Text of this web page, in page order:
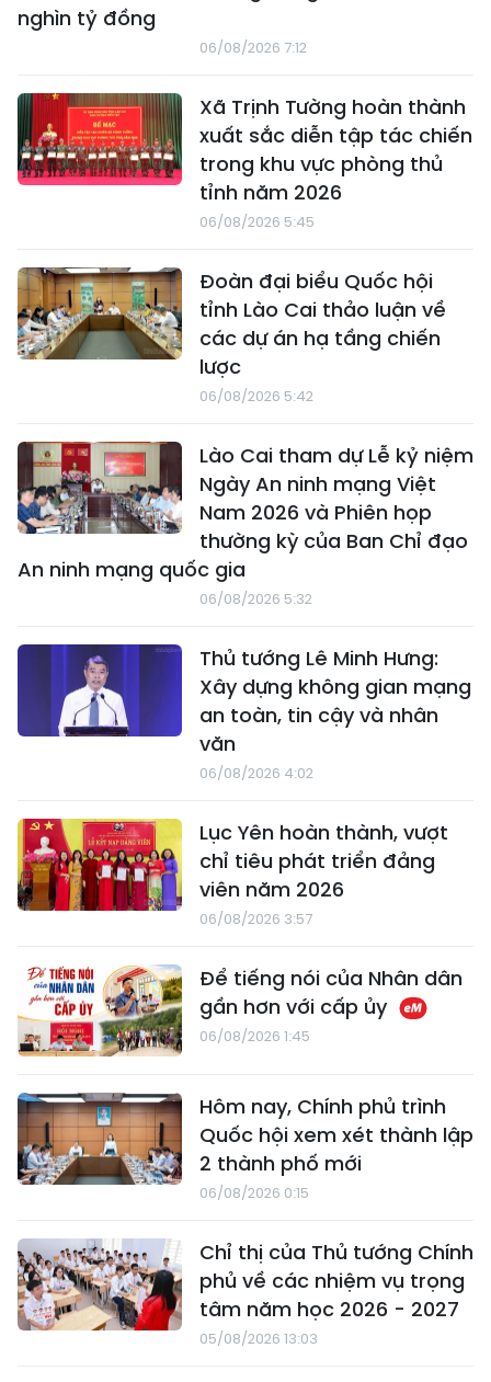
nghìn tỷ đồng
06/08/2026 7:12
Xã Trịnh Tường hoàn thành
xuất sắc diễn tập tác chiến
trong khu vực phòng thủ
tỉnh năm 2026
06/08/2026 5:45
Đoàn đại biểu Quốc hội
tỉnh Lào Cai thảo luận về
các dự án hạ tầng chiến
lược
06/08/2026 5:42
Lào Cai tham dự Lễ kỷ niệm
Ngày An ninh mạng Việt
Nam 2026 và Phiên họp
thường kỳ của Ban Chỉ đạo
An ninh mạng quốc gia
06/08/2026 5:32
Thủ tướng Lê Minh Hưng:
Xây dựng không gian mạng
an toàn, tin cậy và nhân
văn
06/08/2026 4:02
Lục Yên hoàn thành, vượt
chỉ tiêu phát triển đảng
viên năm 2026
06/08/2026 3:57
Để tiếng nói của Nhân dân
gần hơn với cấp ủy
06/08/2026 1:45
Hôm nay, Chính phủ trình
Quốc hội xem xét thành lập
2 thành phố mới
06/08/2026 0:15
Chỉ thị của Thủ tướng Chính
phủ về các nhiệm vụ trọng
tâm năm học 2026 - 2027
05/08/2026 13:03